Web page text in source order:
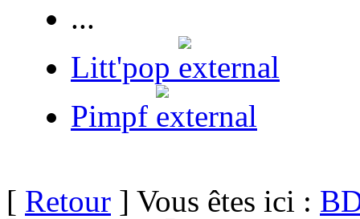
...
Litt'pop
Pimpf
[ Retour ] Vous êtes ici :